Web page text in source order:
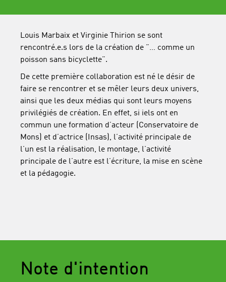
Louis Marbaix et Virginie Thirion se sont
rencontré.e.s lors de la création de ”… comme un
poisson sans bicyclette”.
De cette première collaboration est né le désir de
faire se rencontrer et se mêler leurs deux univers,
ainsi que les deux médias qui sont leurs moyens
privilégiés de création. En effet, si iels ont en
commun une formation d’acteur (Conservatoire de
Mons) et d’actrice (Insas), l’activité principale de
l’un est la réalisation, le montage, l’activité
principale de l’autre est l’écriture, la mise en scène
et la pédagogie.
Note d'intention